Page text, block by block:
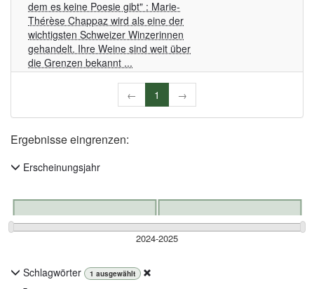
dem es keine Poesie gibt" : Marie-
Thérèse Chappaz wird als eine der
wichtigsten Schweizer Winzerinnen
gehandelt. Ihre Weine sind weit über
die Grenzen bekannt ...
← 1 →
Ergebnisse eingrenzen:
Erscheinungsjahr
Schlagwörter 1 ausgewählt